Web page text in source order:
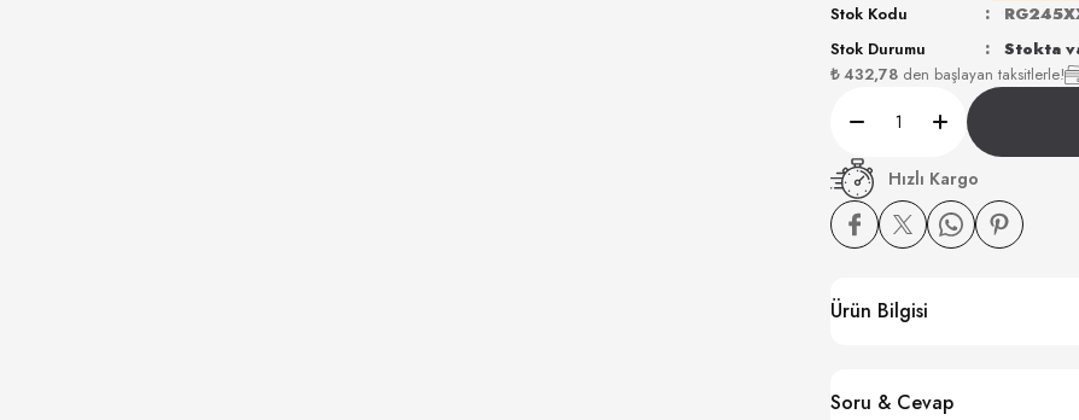
₺ 432,78 den başlayan taksitlerle!
Stok Kodu
Stok Durumu
Stokta
Hızlı Kargo
Ürün Bilgisi
Soru & Cevap